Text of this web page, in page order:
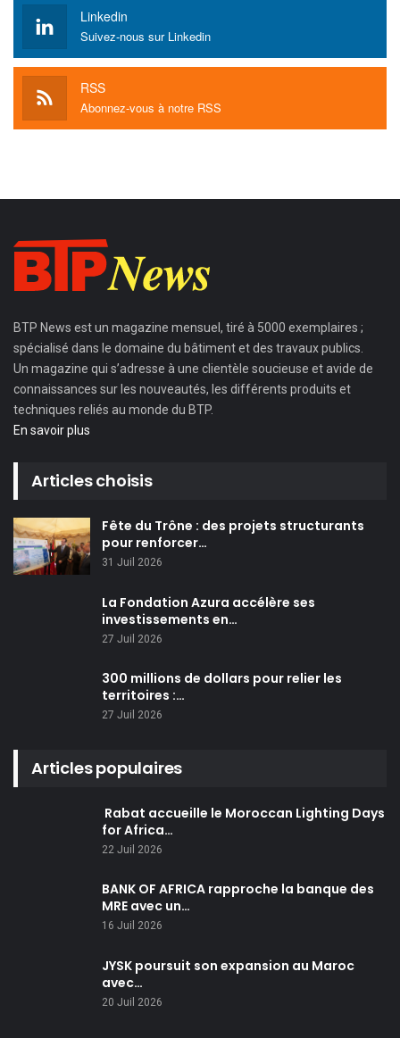
Linkedin
Suivez-nous sur Linkedin
RSS
Abonnez-vous à notre RSS
BTP News est un magazine mensuel, tiré à 5000 exemplaires ;
spécialisé dans le domaine du bâtiment et des travaux publics.
Un magazine qui s’adresse à une clientèle soucieuse et avide de
connaissances sur les nouveautés, les différents produits et
techniques reliés au monde du BTP.
En savoir plus
Articles choisis
Fête du Trône : des projets structurants
pour renforcer…
31 Juil 2026
La Fondation Azura accélère ses
investissements en…
27 Juil 2026
300 millions de dollars pour relier les
territoires :…
27 Juil 2026
Articles populaires
Rabat accueille le Moroccan Lighting Days
for Africa…
22 Juil 2026
BANK OF AFRICA rapproche la banque des
MRE avec un…
16 Juil 2026
JYSK poursuit son expansion au Maroc
avec…
20 Juil 2026